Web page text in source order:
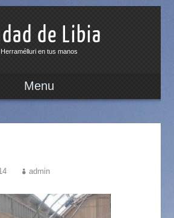
de Libia
Herramélluri en tus manos
Menu
admin